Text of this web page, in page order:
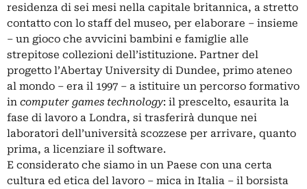
residenza di sei mesi nella capitale britannica, a stretto
contatto con lo staff del museo, per elaborare – insieme
– un gioco che avvicini bambini e famiglie alle
strepitose collezioni dell’istituzione. Partner del
progetto l’Abertay University di Dundee, primo ateneo
al mondo – era il 1997 – a istituire un percorso formativo
in computer games technology: il prescelto, esaurita la
fase di lavoro a Londra, si trasferirà dunque nei
laboratori dell’università scozzese per arrivare, quanto
prima, a licenziare il software.
E considerato che siamo in un Paese con una certa
cultura ed etica del lavoro – mica in Italia – il borsista